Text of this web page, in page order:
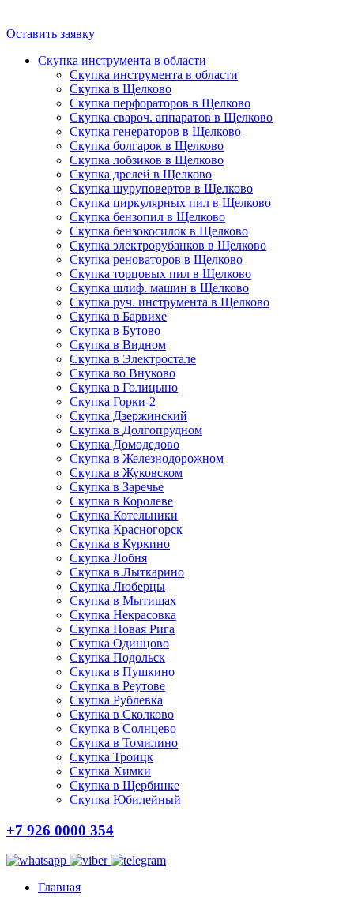
Оставить заявку
Скупка инструмента в области
Скупка инструмента в области
Скупка в Щелково
Скупка перфораторов в Щелково
Скупка свароч. аппаратов в Щелково
Скупка генераторов в Щелково
Скупка болгарок в Щелково
Скупка лобзиков в Щелково
Скупка дрелей в Щелково
Скупка шуруповертов в Щелково
Скупка циркулярных пил в Щелково
Скупка бензопил в Щелково
Скупка бензокосилок в Щелково
Скупка электрорубанков в Щелково
Скупка реноваторов в Щелково
Скупка торцовых пил в Щелково
Скупка шлиф. машин в Щелково
Скупка руч. инструмента в Щелково
Скупка в Барвихе
Скупка в Бутово
Скупка в Видном
Скупка в Электростале
Скупка во Внуково
Скупка в Голицыно
Скупка Горки-2
Скупка Дзержинский
Скупка в Долгопрудном
Скупка Домодедово
Скупка в Железнодорожном
Скупка в Жуковском
Скупка в Заречье
Скупка в Королеве
Скупка Котельники
Скупка Красногорск
Скупка в Куркино
Скупка Лобня
Скупка в Лыткарино
Скупка Люберцы
Скупка в Мытищах
Скупка Некрасовка
Скупка Новая Рига
Скупка Одинцово
Скупка Подольск
Скупка в Пушкино
Скупка в Реутове
Скупка Рублевка
Скупка в Сколково
Скупка в Солнцево
Скупка в Томилино
Скупка Троицк
Скупка Химки
Скупка в Щербинке
Скупка Юбилейный
+7 926 0000 354
Главная